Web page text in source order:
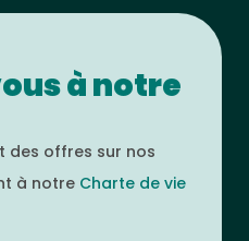
à notre
des offres sur nos
à notre Charte de vie